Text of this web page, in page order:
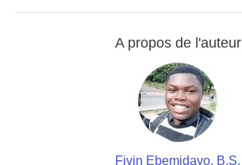
A propos de l'auteur
Fiyin Ebemidayo, B.S.